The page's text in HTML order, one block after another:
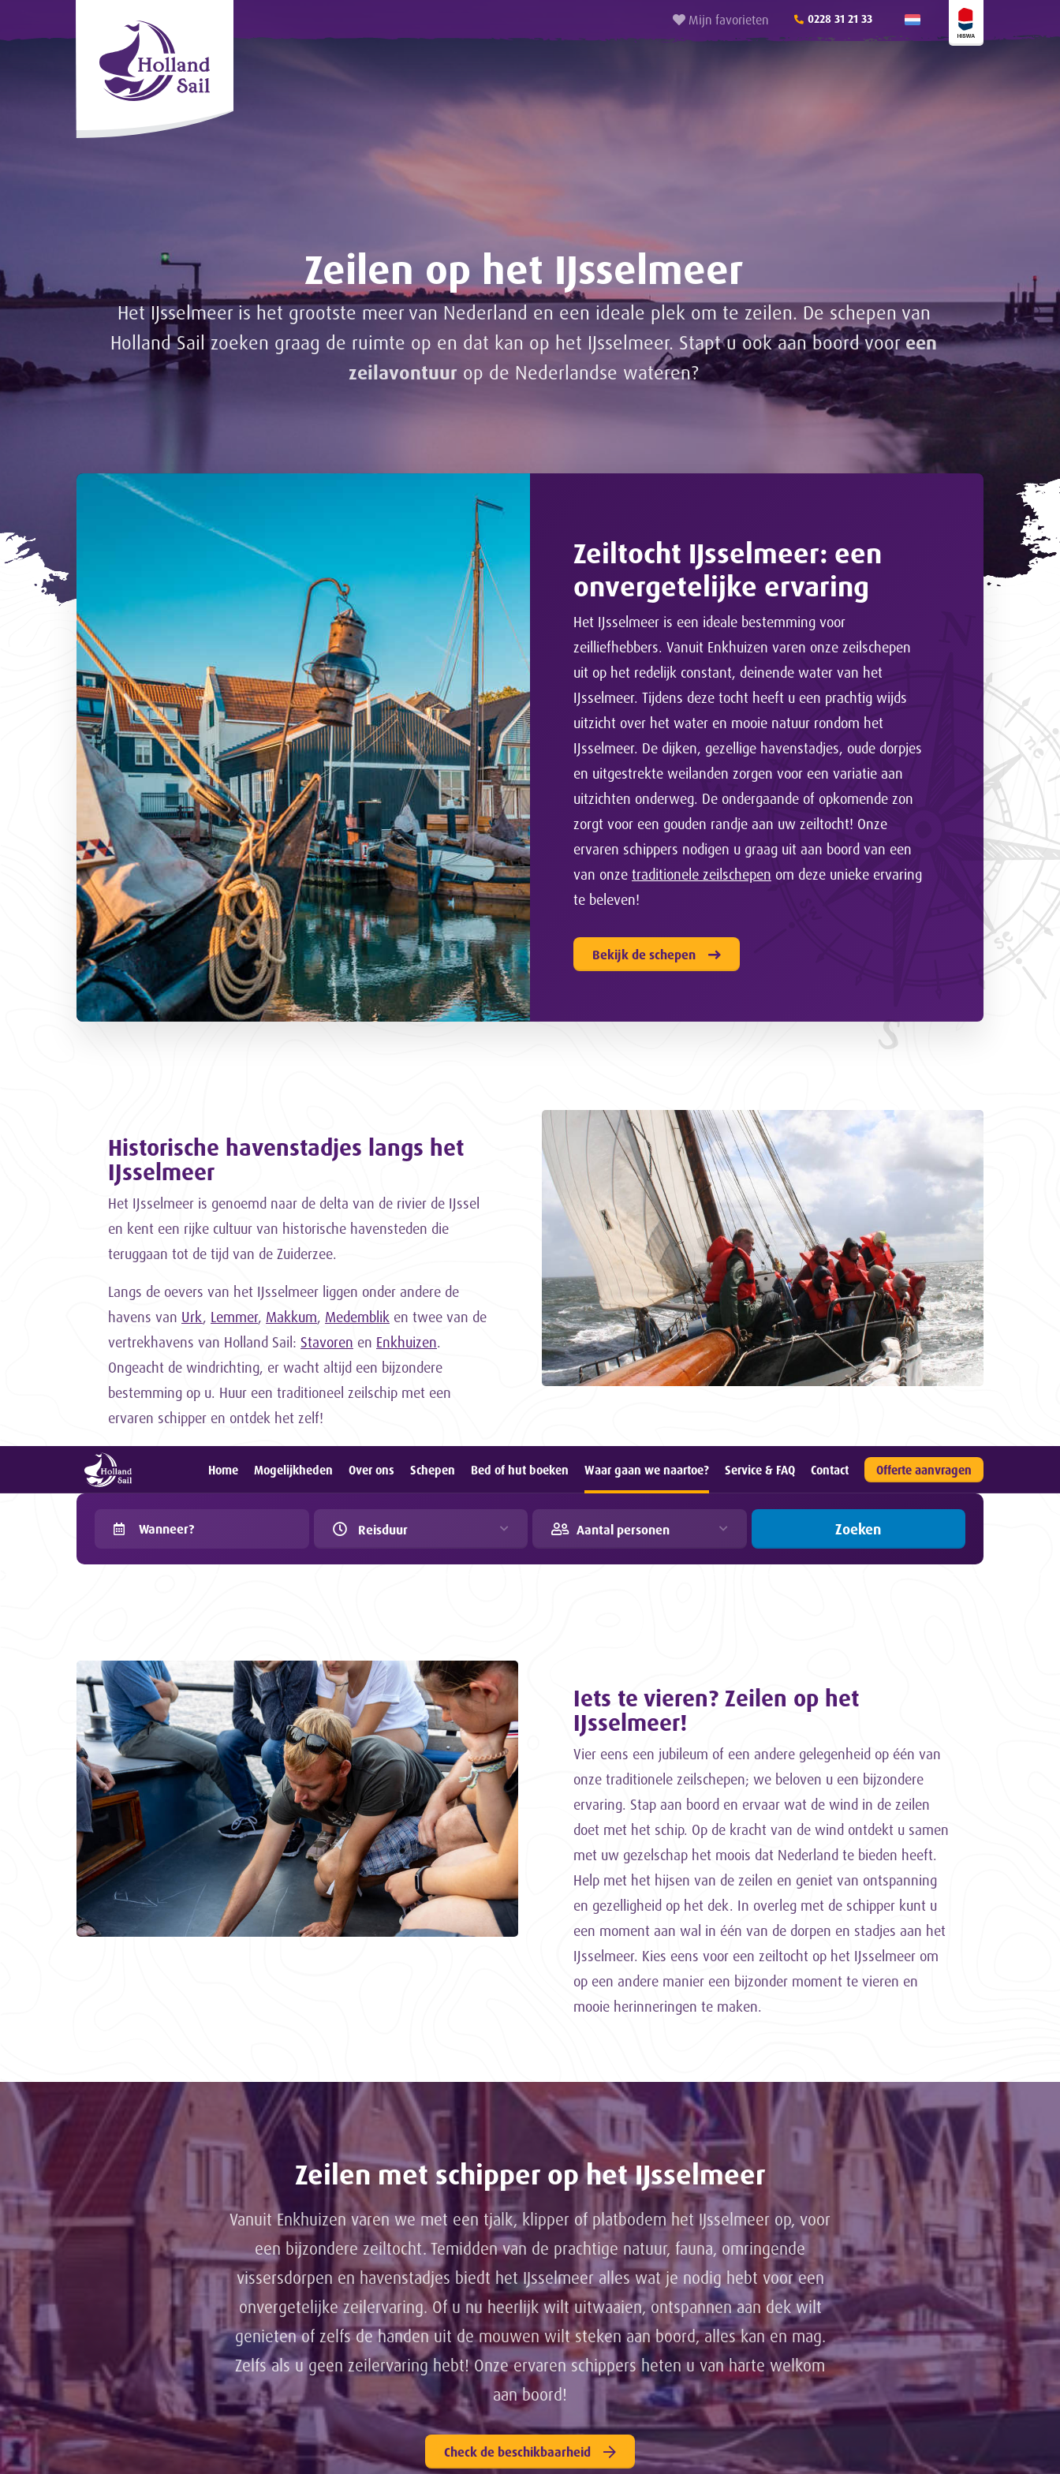
Mijn favorieten 0228 31 21 33
Home Mogelijkheden Over ons Schepen Bed of hut boeken Waar gaan we naartoe? Service & FAQ Contact Offerte aanvragen
Zeilen op het IJsselmeer
Het IJsselmeer is het grootste meer van Nederland en een ideale plek om te zeilen. De schepen van
Holland Sail zoeken graag de ruimte op en dat kan op het IJsselmeer. Stapt u ook aan boord vooreen
zeilavontuur op de Nederlandse wateren?
Zeiltocht IJsselmeer: een
onvergetelijke ervaring
Het IJsselmeer is een ideale bestemming voor
zeilliefhebbers. Vanuit Enkhuizen varen onze zeilschepen
uit op het redelijk constant, deinende water van het
IJsselmeer. Tijdens deze tocht heeft u een prachtig wijds
uitzicht over het water en mooie natuur rondom het
IJsselmeer. De dijken, gezellige havenstadjes, oude dorpjes
en uitgestrekte weilanden zorgen voor een variatie aan
uitzichten onderweg. De ondergaande of opkomende zon
zorgt voor een gouden randje aan uw zeiltocht! Onze
ervaren schippers nodigen u graag uit aan boord van een
van onze traditionele zeilschepen om deze unieke ervaring
te beleven!
Bekijk de schepen
Historische havenstadjes langs het
IJsselmeer
Het IJsselmeer is genoemd naar de delta van de rivier de IJssel
en kent een rijke cultuur van historische havensteden die
teruggaan tot de tijd van de Zuiderzee.
Langs de oevers van het IJsselmeer liggen onder andere de
havens van Urk, Lemmer, Makkum, Medemblik en twee van de
vertrekhavens van Holland Sail: Stavoren en Enkhuizen.
Ongeacht de windrichting, er wacht altijd een bijzondere
bestemming op u. Huur een traditioneel zeilschip met een
ervaren schipper en ontdek het zelf!
Reisduur Aantal personen Zoeken
Iets te vieren? Zeilen op het
IJsselmeer!
Vier eens een jubileum of een andere gelegenheid op één van
onze traditionele zeilschepen; we beloven u een bijzondere
ervaring. Stap aan boord en ervaar wat de wind in de zeilen
doet met het schip. Op de kracht van de wind ontdekt u samen
met uw gezelschap het moois dat Nederland te bieden heeft.
Help met het hijsen van de zeilen en geniet van ontspanning
en gezelligheid op het dek. In overleg met de schipper kunt u
een moment aan wal in één van de dorpen en stadjes aan het
IJsselmeer. Kies eens voor een zeiltocht op het IJsselmeer om
op een andere manier een bijzonder moment te vieren en
mooie herinneringen te maken.
Zeilen met schipper op het IJsselmeer
Vanuit Enkhuizen varen we met een tjalk, klipper of platbodem het IJsselmeer op, voor
een bijzondere zeiltocht. Temidden van de prachtige natuur, fauna, omringende
vissersdorpen en havenstadjes biedt het IJsselmeer alles wat je nodig hebt voor een
onvergetelijke zeilervaring. Of u nu heerlijk wilt uitwaaien, ontspannen aan dek wilt
genieten of zelfs de handen uit de mouwen wilt steken aan boord, alles kan en mag.
Zelfs als u geen zeilervaring hebt! Onze ervaren schippers heten u van harte welkom
aan boord!
Check de beschikbaarheid